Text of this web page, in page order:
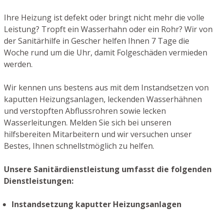
Ihre Heizung ist defekt oder bringt nicht mehr die volle
Leistung? Tropft ein Wasserhahn oder ein Rohr? Wir von
der Sanitärhilfe in Gescher helfen Ihnen 7 Tage die
Woche rund um die Uhr, damit Folgeschäden vermieden
werden.
Wir kennen uns bestens aus mit dem Instandsetzen von
kaputten Heizungsanlagen, leckenden Wasserhähnen
und verstopften Abflussrohren sowie lecken
Wasserleitungen. Melden Sie sich bei unseren
hilfsbereiten Mitarbeitern und wir versuchen unser
Bestes, Ihnen schnellstmöglich zu helfen.
Unsere Sanitärdienstleistung umfasst die folgenden
Dienstleistungen:
Instandsetzung kaputter Heizungsanlagen